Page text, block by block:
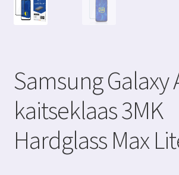
Samsung Galaxy
kaitseklaas 3MK
Hardglass Max